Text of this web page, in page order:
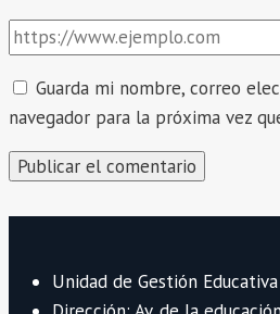
Guarda mi nombre, correo
navegador para la próxima vez
Unidad de Gestión